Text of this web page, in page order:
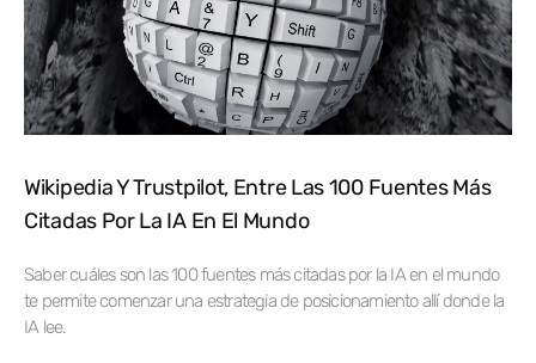
Wikipedia Y Trustpilot, Entre Las 100 Fuentes Más
Citadas Por La IA En El Mundo
Saber cuáles son las 100 fuentes más citadas por la IA en el mundo
te permite comenzar una estrategia de posicionamiento allí donde la
IA lee.